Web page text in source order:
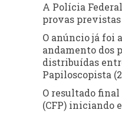
A Polícia
provas previstas
O anúncio já foi
andamento dos
distribuídas
Papiloscopista
O resultado final
(CFP) iniciando